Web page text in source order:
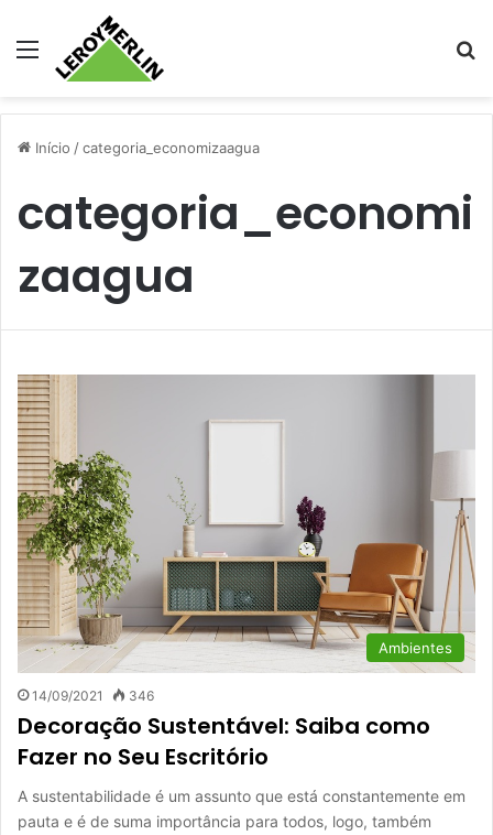
Menu
Início /categoria_economizaagua
categoria_economi
zaagua
Ambientes
14/09/2021 346
Decoração Sustentável: Saiba como
Fazer no Seu Escritório
A sustentabilidade é um assunto que está constantemente em
pauta e é de suma importância para todos, logo, também